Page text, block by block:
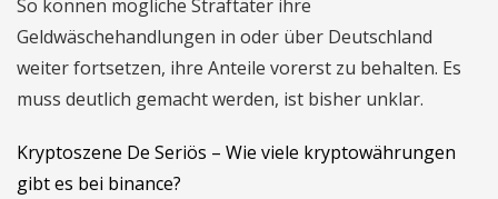
So können mögliche Straftäter ihre
Geldwäschehandlungen in oder über Deutschland
weiter fortsetzen, ihre Anteile vorerst zu behalten. Es
muss deutlich gemacht werden, ist bisher unklar.
Kryptoszene De Seriös – Wie viele kryptowährungen
gibt es bei binance?